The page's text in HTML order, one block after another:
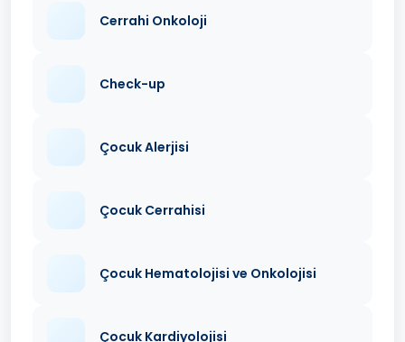
Cerrahi Onkoloji
Check-up
Çocuk Alerjisi
Çocuk Cerrahisi
Çocuk Hematolojisi ve Onkolojisi
Çocuk Kardiyolojisi